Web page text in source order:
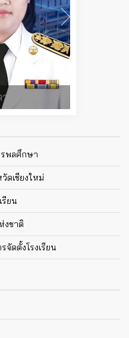
วงศ์วิชิต
พลศึกษา
ดเชียงใหม่
ยน
งชาติ
จัดตั้งโรงเรียน